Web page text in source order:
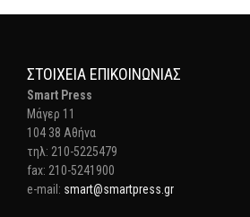
ΣΤΟΙΧΕΊΑ ΕΠΙΚΟΙΝΩΝΊΑΣ
Smart Press
Mάγερ 11
104 38 Αθήνα
τηλ: 210-5225479
fax: 210-5241900
e-mail: smart@smartpress.gr